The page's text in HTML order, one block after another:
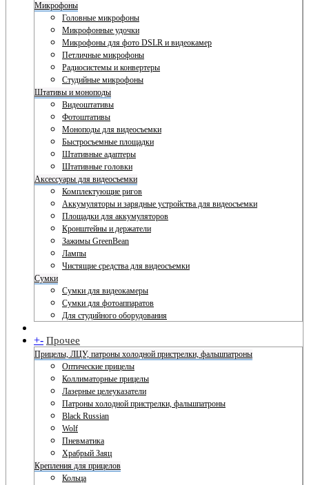
Микрофоны
Головные микрофоны
Микрофонные удочки
Микрофоны для фото DSLR и видеокамер
Петличные микрофоны
Радиосистемы и конвертеры
Студийные микрофоны
Штативы и моноподы
Видеоштативы
Фотоштативы
Моноподы для видеосъемки
Быстросъемные площадки
Штативные адаптеры
Штативные головки
Аксессуары для видеосъемки
Комплектующие ригов
Аккумуляторы и зарядные устройства для видеосъемки
Площадки для аккумуляторов
Кронштейны и держатели
Зажимы GreenBean
Лампы
Чистящие средства для видеосъемки
Сумки
Сумки для видеокамеры
Сумки для фотоаппаратов
Для студийного оборудования
+- Прочее
Прицелы, ЛЦУ, патроны холодной пристрелки, фальшпатроны
Оптические прицелы
Коллиматорные прицелы
Лазерные целеуказатели
Патроны холодной пристрелки, фальшпатроны
Black Russian
Wolf
Пневматика
Храбрый Заяц
Крепления для прицелов
Кольца